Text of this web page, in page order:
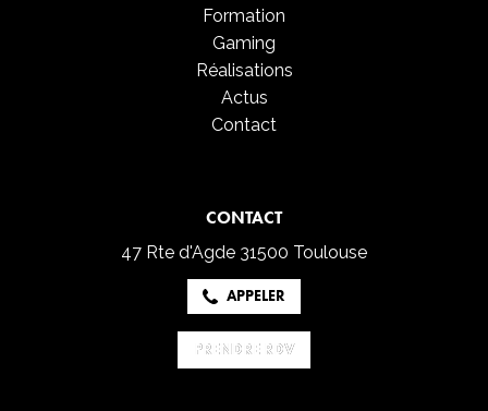
Formation
Gaming
Réalisations
Actus
Contact
CONTACT
47 Rte d'Agde 31500 Toulouse
APPELER
PRENDRE RDV
PRENDRE RDV